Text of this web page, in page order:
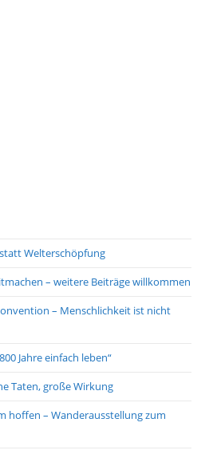
Welterschöpfung
– weitere Beiträge willkommen
– Menschlichkeit ist nicht
Jahre einfach leben“
Taten, große Wirkung
hoffen – Wanderausstellung zum